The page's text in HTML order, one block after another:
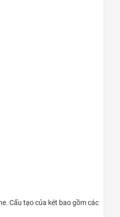
Cấu tạo của két bao gồm các